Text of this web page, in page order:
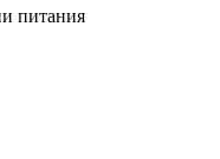
питания